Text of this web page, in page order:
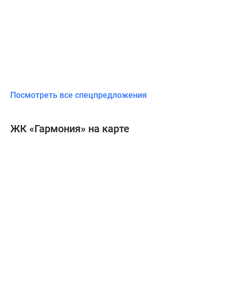
Посмотреть все спецпредложения
ЖК «Гармония» на карте